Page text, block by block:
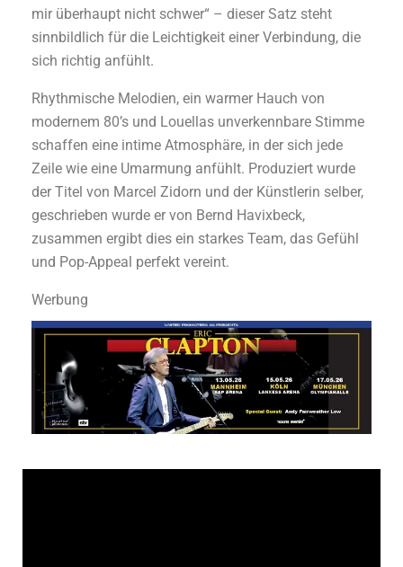
mir überhaupt nicht schwer“ – dieser Satz steht
sinnbildlich für die Leichtigkeit einer Verbindung, die
sich richtig anfühlt.
Rhythmische Melodien, ein warmer Hauch von
modernem 80’s und Louellas unverkennbare Stimme
schaffen eine intime Atmosphäre, in der sich jede
Zeile wie eine Umarmung anfühlt. Produziert wurde
der Titel von Marcel Zidorn und der Künstlerin selber,
geschrieben wurde er von Bernd Havixbeck,
zusammen ergibt dies ein starkes Team, das Gefühl
und Pop-Appeal perfekt vereint.
Werbung